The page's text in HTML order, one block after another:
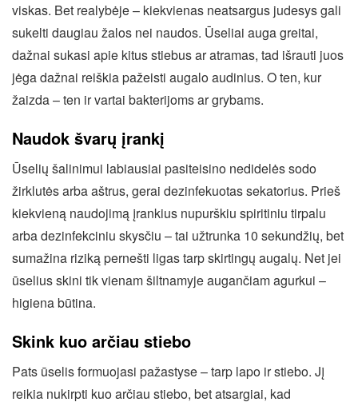
viskas. Bet realybėje – kiekvienas neatsargus judesys gali
sukelti daugiau žalos nei naudos. Ūseliai auga greitai,
dažnai sukasi apie kitus stiebus ar atramas, tad išrauti juos
jėga dažnai reiškia pažeisti augalo audinius. O ten, kur
žaizda – ten ir vartai bakterijoms ar grybams.
Naudok švarų įrankį
Ūselių šalinimui labiausiai pasiteisino nedidelės sodo
žirklutės arba aštrus, gerai dezinfekuotas sekatorius. Prieš
kiekvieną naudojimą įrankius nupurškiu spiritiniu tirpalu
arba dezinfekciniu skysčiu – tai užtrunka 10 sekundžių, bet
sumažina riziką pernešti ligas tarp skirtingų augalų. Net jei
ūselius skini tik vienam šiltnamyje augančiam agurkui –
higiena būtina.
Skink kuo arčiau stiebo
Pats ūselis formuojasi pažastyse – tarp lapo ir stiebo. Jį
reikia nukirpti kuo arčiau stiebo, bet atsargiai, kad